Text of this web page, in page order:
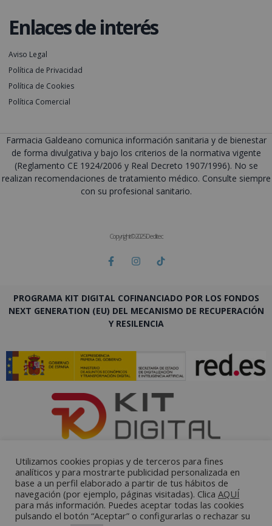
Enlaces de interés
Aviso Legal
Política de Privacidad
Política de Cookies
Política Comercial
Farmacia Galdeano comunica información sanitaria y de bienestar
de forma divulgativa y bajo los criterios de la normativa vigente
(Reglamento CE 1924/2006 y Real Decreto 1907/1996). No se
realizan recomendaciones de tratamiento médico. Consulte siempre
con su profesional sanitario.
Copyright © 2025 Deditec
PROGRAMA KIT DIGITAL COFINANCIADO POR LOS FONDOS
NEXT GENERATION (EU) DEL MECANISMO DE RECUPERACIÓN
Y RESILENCIA
Utilizamos cookies propias y de terceros para fines
analíticos y para mostrarte publicidad personalizada en
base a un perfil elaborado a partir de tus hábitos de
navegación (por ejemplo, páginas visitadas). Clica AQUÍ
para más información. Puedes aceptar todas las cookies
pulsando el botón “Aceptar” o configurarlas o rechazar su